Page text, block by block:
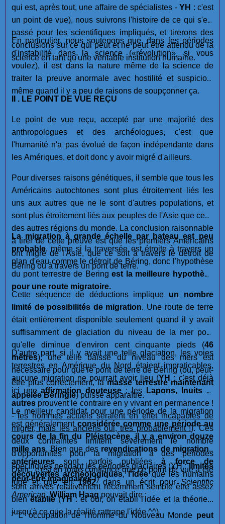
qui est, après tout, une affaire de spécialistes - YH : c'est
un point de vue), nous suivrons l'histoire de ce qui s'est
passé pour les scientifiques impliqués, et tirerons des
conclusions sur ce qui peut et ne peut être attendu de la
science en tant qu'une véritable institution humaine.
En particulier, nous soutenons que, dans les périodes
d'instabilité dans la science («révolution», si vous
voulez), il est dans la nature même de la science de
traiter la preuve anormale avec hostilité et suspicion,
même quand il y a peu de raisons de soupçonner ça.
II . LE POINT DE VUE REÇU
Le point de vue reçu, accepté par une majorité des
anthropologues et des archéologues, c'est que
l'humanité n'a pas évolué de façon indépendante dans
les Amériques, et doit donc y avoir migré d'ailleurs.
Pour diverses raisons génétiques, il semble que tous les
Américains autochtones sont plus étroitement liés les
uns aux autres que ne le sont d'autres populations, et
sont plus étroitement liés aux peuples de l'Asie que ceux
des autres régions du monde. La conclusion raisonnable
à tirer de cette preuve est que les premiers Américains
ont migré de l'Asie, que ce soit à travers le détroit de
Béring ou à travers un pont de terre.
La migration à grande échelle par bateau est peu
probable, même si la traversée est étroite à travers un
plan d'eau comme le détroit de Béring, donc l'hypothèse
du pont terrestre de Bering est la meilleure hypothèse
pour une route migratoire.
Cette séquence de déductions implique un nombre
limité de possibilités de migration. Une route de terre
était entièrement disponible seulement quand il y avait
suffisamment de glaciation du niveau de la mer pour
qu'elle diminue d'environ cent cinquante pieds (46
mètres), une telle baisse du niveau des mers est
nécessaire pour que le pont de terre de Béring (ou, peut-
être plus correctement, lamasse terrestre maintenant
appelée Béringie) puisse apparaître.
D'autre part, si il y avait une telle glaciation, les voies
terrestres en Amérique du Nord étaient impraticables,
aucune migration ne pourrait avoir lieu (YH : c'est déjà
ici une affirmation douteuse : les Lapons, Inuits et
autres prouvent le contraire en y vivant en permanence !
-les hommes actuels seraient en effet incapables de
migrer, mais les anciens oui, très probablement !). Ces
deux contraintes limitent sévèrement le nombre
d'opportunités pour la migration à des périodes
spécifiques pendant les périodes glaciaires (YH :limites
peut-être imaginaires !)
Le meilleur candidat pour une période de la migration
est généralement considérée comme une période au
cours de la fin du Pléistocène, il y a environ douze
mille ans. Bien que des revendications de migrations
antérieures sont parfois publiées à force de
découvertes archéologiques,l'idéeque les humains
sont arrivés relativement récemment semble être assez
bienétablie(YH: et oui, on établi l'idée et la théorie...
jusqu'à ce que la réalité rattrape l'idée ^^).
Donc, c'est en toute confiance que ce point de vue a été
jugé et que, en1962, dans un écrit pourScientific
American,William Haagpouvait dire :
" L' occupation de l'homme du Nouveau Monde peut